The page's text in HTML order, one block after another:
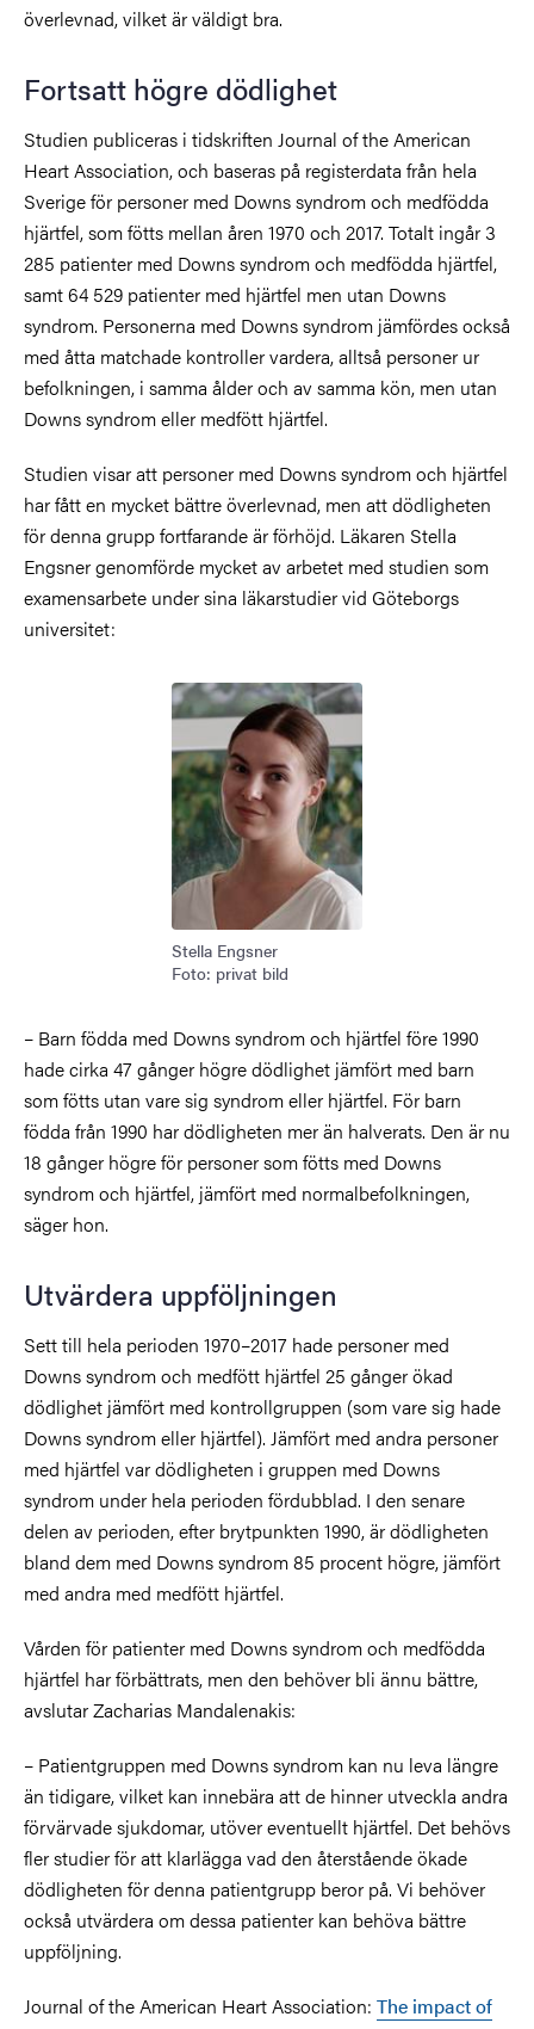
överlevnad, vilket är väldigt bra.
Fortsatt högre dödlighet
Studien publiceras i tidskriften Journal of the American
Heart Association, och baseras på registerdata från hela
Sverige för personer med Downs syndrom och medfödda
hjärtfel, som fötts mellan åren 1970 och 2017. Totalt ingår 3
285 patienter med Downs syndrom och medfödda hjärtfel,
samt 64 529 patienter med hjärtfel men utan Downs
syndrom. Personerna med Downs syndrom jämfördes också
med åtta matchade kontroller vardera, alltså personer ur
befolkningen, i samma ålder och av samma kön, men utan
Downs syndrom eller medfött hjärtfel.
Studien visar att personer med Downs syndrom och hjärtfel
har fått en mycket bättre överlevnad, men att dödligheten
för denna grupp fortfarande är förhöjd. Läkaren Stella
Engsner genomförde mycket av arbetet med studien som
examensarbete under sina läkarstudier vid Göteborgs
universitet:
Bild
Stella Engsner
Foto: privat bild
– Barn födda med Downs syndrom och hjärtfel före 1990
hade cirka 47 gånger högre dödlighet jämfört med barn
som fötts utan vare sig syndrom eller hjärtfel. För barn
födda från 1990 har dödligheten mer än halverats. Den är nu
18 gånger högre för personer som fötts med Downs
syndrom och hjärtfel, jämfört med normalbefolkningen,
säger hon.
Utvärdera uppföljningen
Sett till hela perioden 1970–2017 hade personer med
Downs syndrom och medfött hjärtfel 25 gånger ökad
dödlighet jämfört med kontrollgruppen (som vare sig hade
Downs syndrom eller hjärtfel). Jämfört med andra personer
med hjärtfel var dödligheten i gruppen med Downs
syndrom under hela perioden fördubblad. I den senare
delen av perioden, efter brytpunkten 1990, är dödligheten
bland dem med Downs syndrom 85 procent högre, jämfört
med andra med medfött hjärtfel.
Vården för patienter med Downs syndrom och medfödda
hjärtfel har förbättrats, men den behöver bli ännu bättre,
avslutar Zacharias Mandalenakis:
– Patientgruppen med Downs syndrom kan nu leva längre
än tidigare, vilket kan innebära att de hinner utveckla andra
förvärvade sjukdomar, utöver eventuellt hjärtfel. Det behövs
fler studier för att klarlägga vad den återstående ökade
dödligheten för denna patientgrupp beror på. Vi behöver
också utvärdera om dessa patienter kan behöva bättre
uppföljning.
Journal of the American Heart Association: The impact of